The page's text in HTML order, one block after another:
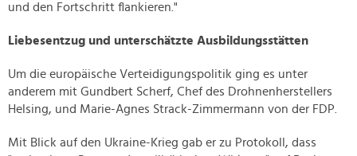
und den Fortschritt flankieren."
Liebesentzug und unterschätzte Ausbildungsstätten
Um die europäische Verteidigungspolitik ging es unter
anderem mit Gundbert Scherf, Chef des Drohnenherstellers
Helsing, und Marie-Agnes Strack-Zimmermann von der FDP.
Mit Blick auf den Ukraine-Krieg gab er zu Protokoll, dass